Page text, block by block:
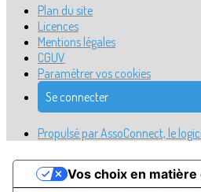
Plan du site
Licences
Mentions légales
CGUV
Paramétrer vos cookies
Se connecter
Propulsé par AssoConnect, le
Vos choix en